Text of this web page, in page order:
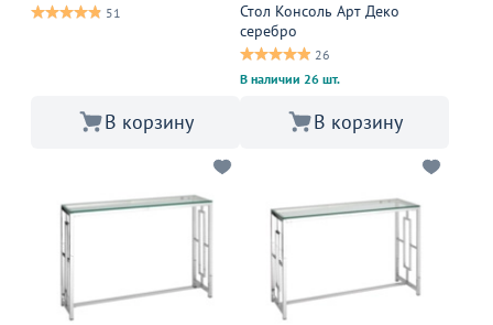
51
В корзину
Стол Консоль Арт Деко
серебро
26
В наличии 26 шт.
В корзину